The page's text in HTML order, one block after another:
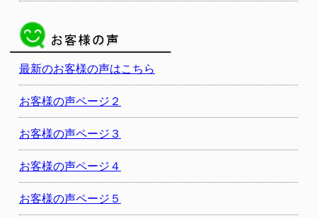
最新のお客様の声はこちら
お客様の声ページ２
お客様の声ページ３
お客様の声ページ４
お客様の声ページ５